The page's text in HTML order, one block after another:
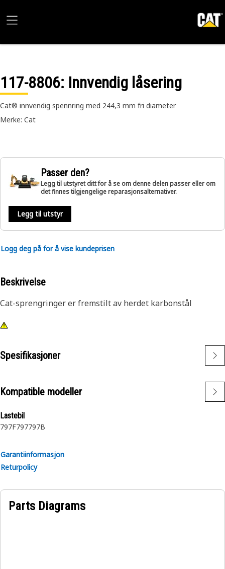
117-8806: Innvendig låsering
Cat® innvendig spennring med 244,3 mm fri diameter
Merke: Cat
Passer den?
Legg til utstyret ditt for å se om denne delen passer eller om
det finnes tilgjengelige reparasjonsalternativer.
Legg til utstyr
Logg deg på for å vise kundeprisen
Beskrivelse
Cat-sprengringer er fremstilt av herdet karbonstål
Spesifikasjoner
Kompatible modeller
Lastebil
797F797797B
Garantiinformasjon
Returpolicy
Parts Diagrams